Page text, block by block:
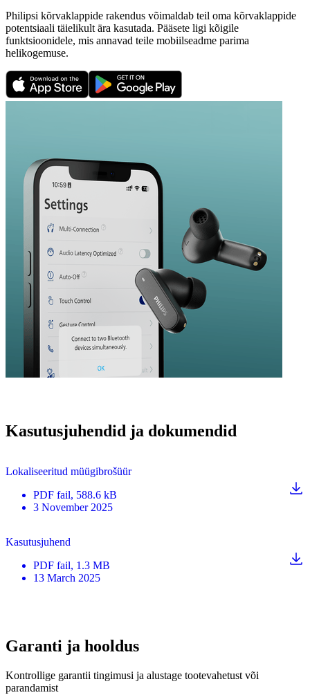
Philipsi kõrvaklappide rakendus võimaldab teil oma kõrvaklappide
potentsiaali täielikult ära kasutada. Pääsete ligi kõigile
funktsioonidele, mis annavad teile mobiilseadme parima
helikogemuse.
Kasutusjuhendid ja dokumendid
Lokaliseeritud müügibrošüür
PDF fail, 588.6 kB
3 November 2025
Kasutusjuhend
PDF fail, 1.3 MB
13 March 2025
Garanti ja hooldus
Kontrollige garantii tingimusi ja alustage tootevahetust või
parandamist